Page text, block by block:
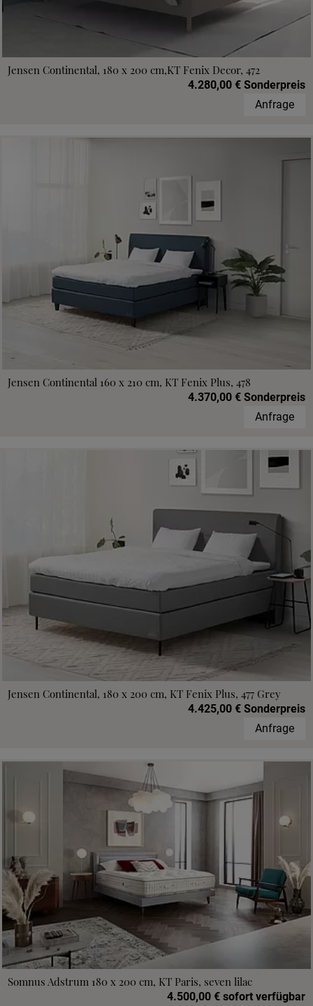
Jensen Continental, 180 x 200 cm,KT Fenix Decor, 472
4.280,00 € Sonderpreis
Anfrage
Jensen Continental 160 x 210 cm, KT Fenix Plus, 478
4.370,00 € Sonderpreis
Anfrage
Jensen Continental, 180 x 200 cm, KT Fenix Plus, 477 Grey
4.425,00 € Sonderpreis
Anfrage
Somnus Adstrum 180 x 200 cm, KT Paris, seven lilac
4.500,00 € sofort verfügbar